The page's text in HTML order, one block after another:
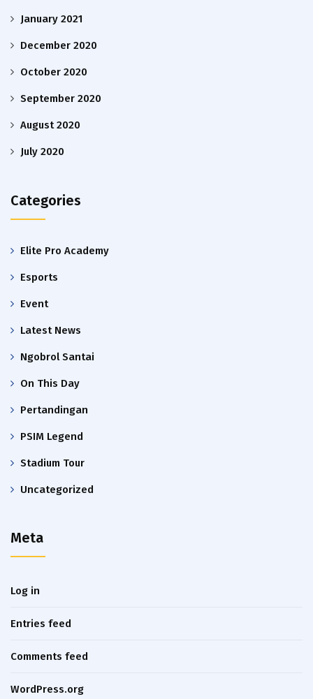
January 2021
December 2020
October 2020
September 2020
August 2020
July 2020
Categories
Elite Pro Academy
Esports
Event
Latest News
Ngobrol Santai
On This Day
Pertandingan
PSIM Legend
Stadium Tour
Uncategorized
Meta
Log in
Entries feed
Comments feed
WordPress.org